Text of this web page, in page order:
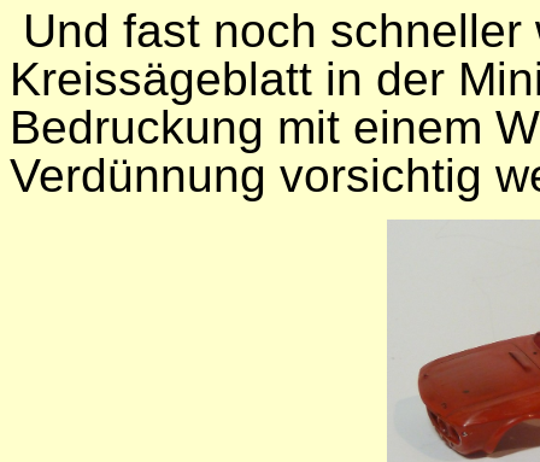
Und fast noch
Kreissägeblatt in der
Bedruckung mit einem
Verdünnung vorsichtig